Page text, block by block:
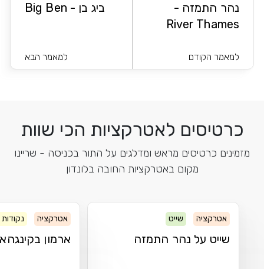
נהר התמזה -
River Thames
למאמר הקודם
ביג בן - Big Ben
למאמר הבא
כרטיסים לאטרקציות הכי שוות
מזמינים כרטיסים מראש ומדלגים על התור בכניסה - שריינו
מקום באטרקציות החובה בלונדון
אטרקציה שייט
שייט על נהר התמזה
אטרקציה נקודות
ארמון